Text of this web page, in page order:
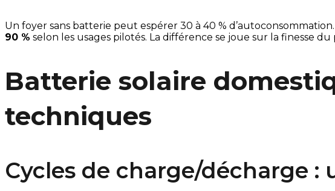
Un foyer sans batterie peut espérer 30 à 40 %
90 % selon les usages pilotés. La différence se joue sur la finesse du
Batterie solaire
techniques
Cycles de charge/décharge